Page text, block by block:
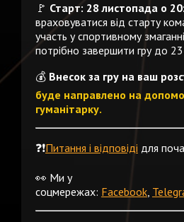
🚩 Старт: 28 листопада о
враховуватися від старту
участь у спортивному
потрібно завершити гру до
💰 Внесок за гру на ваш
буде направлено на
гуманітарку.
❓❗️Питання і відповіді для
👀 Ми у
соцмережах: Facebook,